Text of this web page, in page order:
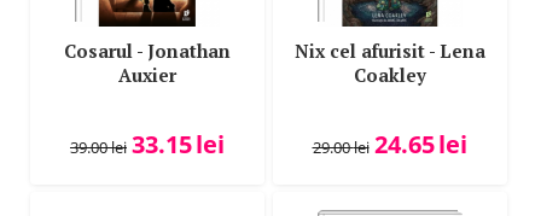
Cosarul - Jonathan
Auxier
39.00lei 33.15lei
Nix cel afurisit - Lena
Coakley
29.00lei 24.65lei